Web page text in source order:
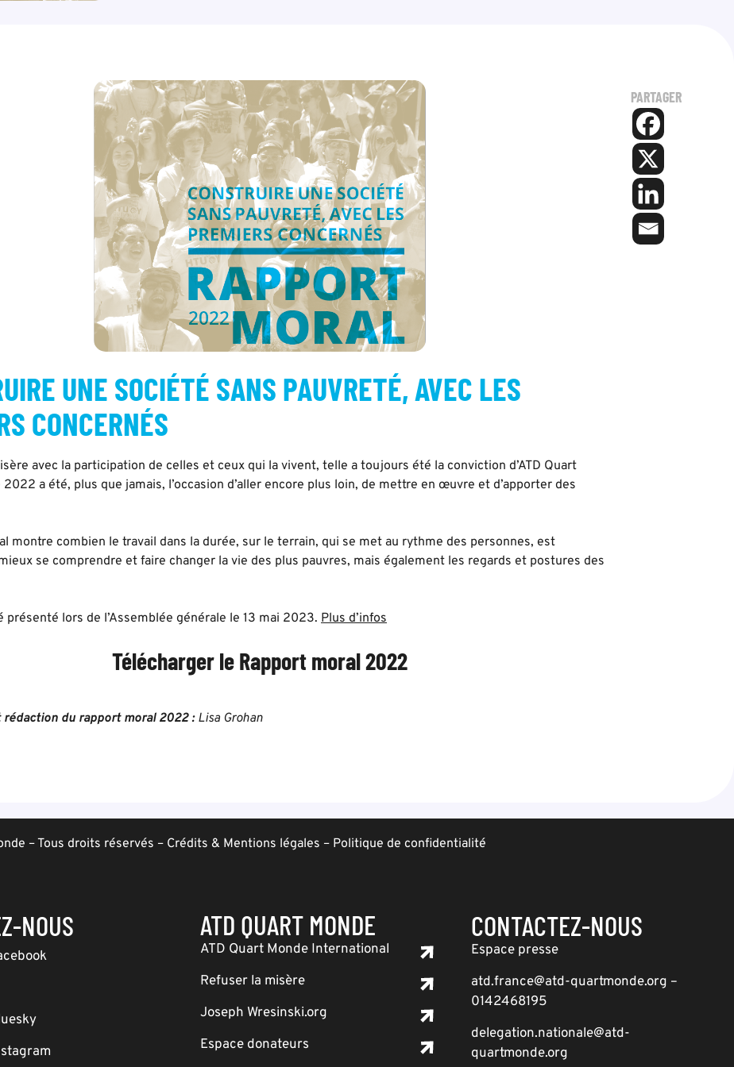
UNE SOCIÉTÉ SANS PAUVRETÉ, AVEC LES
CONCERNÉS
avec la participation de celles et ceux qui la vivent, telle a toujours été la conviction d’ATD Quart
2022 a été, plus que jamais, l’occasion d’aller encore plus loin, de mettre en œuvre et d’apporter des
montre combien le travail dans la durée, sur le terrain, qui se met au rythme des personnes, est
se comprendre et faire changer la vie des plus pauvres, mais également les regards et postures des
présenté lors de l’Assemblée générale le 13 mai 2023. Plus d’infos
Télécharger le Rapport moral 2022
du rapport moral 2022 :Lisa Grohan
PARTAGER
– Tous droits réservés – Crédits & Mentions légales – Politique de confidentialité
NOUS ATD QUART MONDE
ATD Quart Monde International
Refuser la misère
Joseph Wresinski.org
Espace donateurs
CONTACTEZ-NOUS
Espace presse
atd.france@atd-quartmonde.org –
0142468195
delegation.nationale@atd-
quartmonde.org